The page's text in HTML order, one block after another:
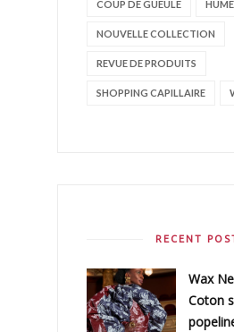
COUP DE GUEULE
NOUVELLE COLLECTION
REVUE DE PRODUITS
SHOPPING CAPILLAIRE
RECENT
Wax
Coton